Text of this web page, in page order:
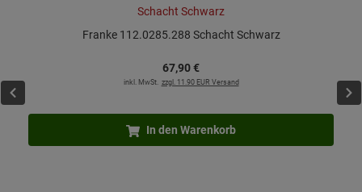
Franke 112.0285.288 Schacht Schwarz
67,90€
inkl. MwSt. zzgl. 11.90 EUR Versand
In den Warenkorb